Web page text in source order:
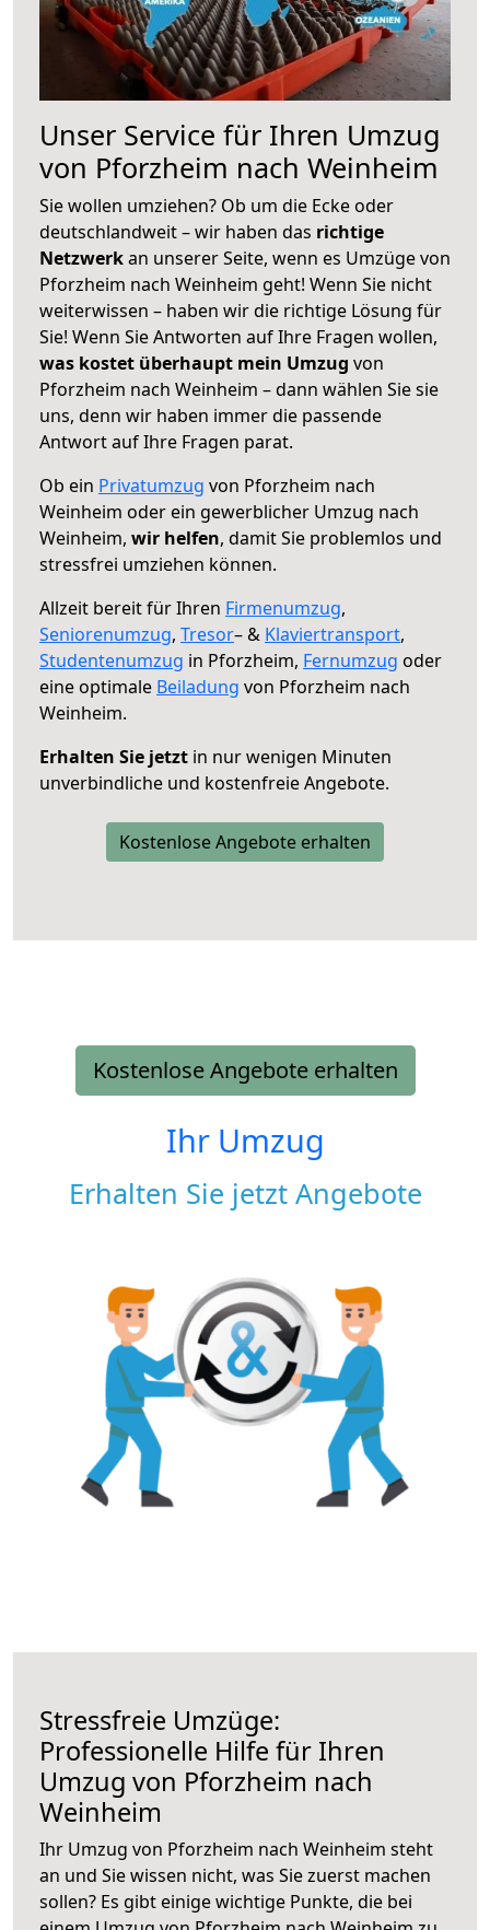
Unser Service für Ihren Umzug
von Pforzheim nach Weinheim
Sie wollen umziehen? Ob um die Ecke oder
deutschlandweit – wir haben das richtige
Netzwerkan unserer Seite, wenn es Umzüge von
Pforzheim nach Weinheim geht! Wenn Sie nicht
weiterwissen – haben wir die richtige Lösung für
Sie! Wenn Sie Antworten auf Ihre Fragen wollen,
was kostet überhaupt mein Umzug von
Pforzheim nach Weinheim – dann wählen Sie sie
uns, denn wir haben immer die passende
Antwort auf Ihre Fragen parat.
Ob ein Privatumzug von Pforzheim nach
Weinheim oder ein gewerblicher Umzug nach
Weinheim, wir helfen, damit Sie problemlos und
stressfrei umziehen können.
Allzeit bereit für Ihren Firmenumzug,
Seniorenumzug, Tresor– & Klaviertransport,
Studentenumzug in Pforzheim, Fernumzug oder
eine optimale Beiladung von Pforzheim nach
Weinheim.
Erhalten Sie jetzt in nur wenigen Minuten
unverbindliche und kostenfreie Angebote.
Kostenlose Angebote erhalten
Kostenlose Angebote erhalten
Ihr Umzug
Erhalten Sie jetzt Angebote
Stressfreie Umzüge:
Professionelle Hilfe für Ihren
Umzug von Pforzheim nach
Weinheim
Ihr Umzug von Pforzheim nach Weinheim steht
an und Sie wissen nicht, was Sie zuerst machen
sollen? Es gibt einige wichtige Punkte, die bei